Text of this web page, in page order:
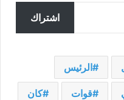
اشتراك
الرئيس
قوات كان